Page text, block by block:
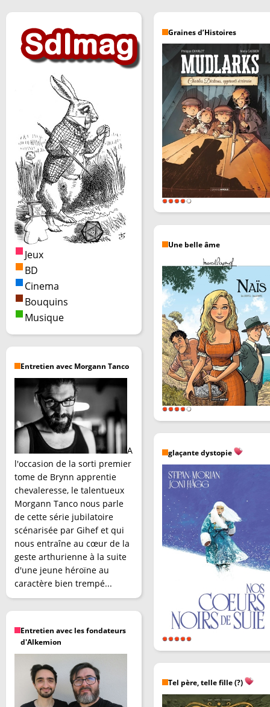
Jeux
BD
Cinema
Bouquins
Musique
Entretien avec Morgann Tanco
A
l'occasion de la sorti premier
tome de Brynn apprentie
chevaleresse, le talentueux
Morgann Tanco nous parle
de cette série jubilatoire
scénarisée par Gihef et qui
nous entraîne au cœur de la
geste arthurienne à la suite
d'une jeune héroïne au
caractère bien trempé...
Entretien avec les fondateurs
d'Alkemion
Graines d’Histoires
Une belle âme
glaçante dystopie
Tel père, telle fille (?)